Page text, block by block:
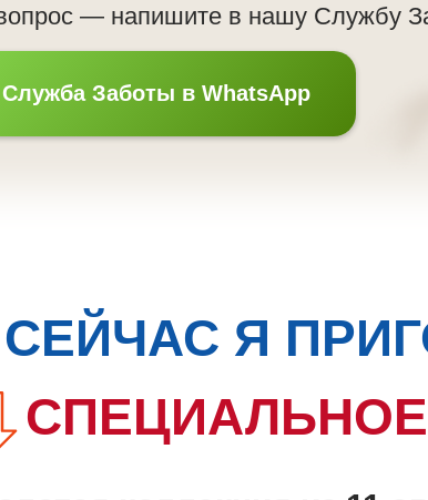
— напишите в нашу Службу
Служба Заботы в WhatsApp
Я